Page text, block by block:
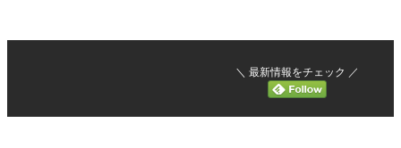
＼ 最新情報をチェック ／